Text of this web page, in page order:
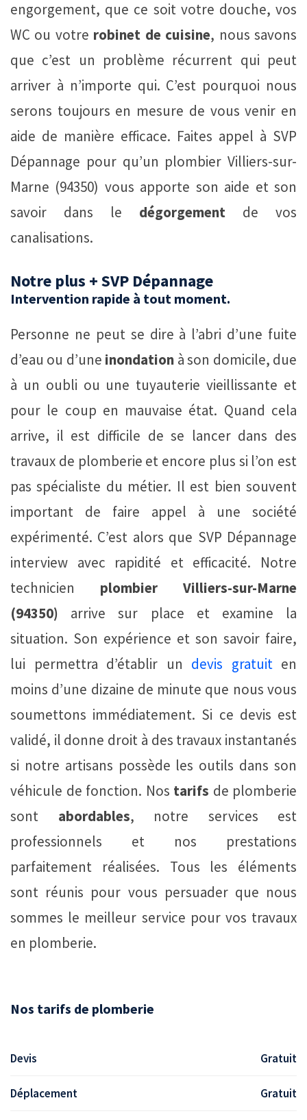
engorgement, que ce soit votre douche, vos
WC ou votre robinet de cuisine, nous savons
que c’est un problème récurrent qui peut
arriver à n’importe qui. C’est pourquoi nous
serons toujours en mesure de vous venir en
aide de manière efficace. Faites appel à SVP
Dépannage pour qu’un plombier Villiers-sur-
Marne (94350) vous apporte son aide et son
savoir dans le dégorgement de vos
canalisations.
Notre plus + SVP Dépannage
Intervention rapide à tout moment.
Personne ne peut se dire à l’abri d’une fuite
d’eau ou d’une inondation à son domicile, due
à un oubli ou une tuyauterie vieillissante et
pour le coup en mauvaise état. Quand cela
arrive, il est difficile de se lancer dans des
travaux de plomberie et encore plus si l’on est
pas spécialiste du métier. Il est bien souvent
important de faire appel à une société
expérimenté. C’est alors que SVP Dépannage
interview avec rapidité et efficacité. Notre
technicien plombier Villiers-sur-Marne
(94350) arrive sur place et examine la
situation. Son expérience et son savoir faire,
lui permettra d’établir un devis gratuiten
moins d’une dizaine de minute que nous vous
soumettons immédiatement. Si ce devis est
validé, il donne droit à des travaux instantanés
si notre artisans possède les outils dans son
véhicule de fonction. Nos tarifs de plomberie
sont abordables, notre services est
professionnels et nos prestations
parfaitement réalisées. Tous les éléments
sont réunis pour vous persuader que nous
sommes le meilleur service pour vos travaux
en plomberie.
Nos tarifs de plomberie
Devis Gratuit
Déplacement Gratuit